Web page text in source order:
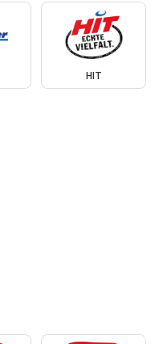
HIT